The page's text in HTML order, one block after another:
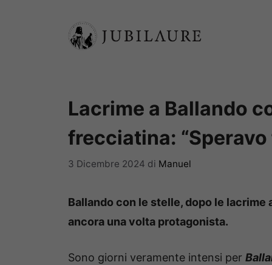
Lacrime a Ballando
frecciatina:
3 Dicembre 2024 di Manuel
Ballando con le stelle, dopo le
ancora una volta protagonista.
Sono giorni veramente intensi per